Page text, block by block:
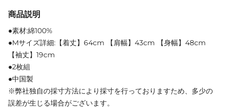
商品説明
●素材:綿100%
●Mサイズ詳細:【着丈】64cm 【肩幅】43cm 【身幅】48cm
【袖丈】19cm
●2枚組
●中国製
※弊社独自の採寸方法により採寸を行っておりますため、多少の
誤差が生じる場合がございます。